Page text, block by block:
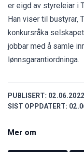
er eigd av styreleiar i
Han viser til bustyrar,
konkursråka
jobbar med å samle
lønnsgarantiordninga.
PUBLISERT:
SIST OPPDATERT:
Mer om